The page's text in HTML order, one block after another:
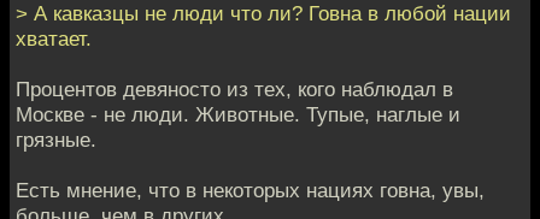
> А кавказцы не люди что ли? Говна в любой нации
хватает.
Процентов девяносто из тех, кого наблюдал в
Москве - не люди. Животные. Тупые, наглые и
грязные.
Есть мнение, что в некоторых нациях говна, увы,